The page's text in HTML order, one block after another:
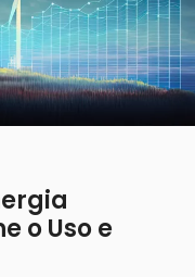
o Uso e